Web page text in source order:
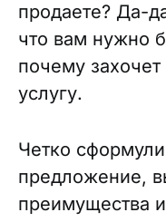
продаете? Да-
что вам нужно
почему
услугу.
Четко
предложение,
преимущества